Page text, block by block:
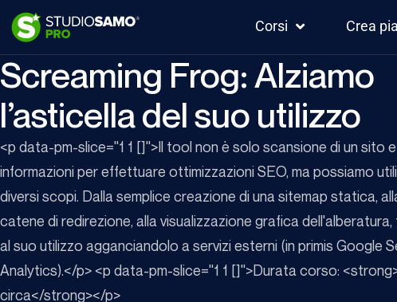
Corsi Crea
Screaming Frog: Alziamo
l’asticella del suo utilizzo
<p data-pm-slice="1 1 []">Il tool non è solo scansione di un sito
informazioni per effettuare ottimizzazioni SEO, ma possiamo
diversi scopi. Dalla semplice creazione di una sitemap statica,
catene di redirezione, alla visualizzazione grafica dell'alberatura,
al suo utilizzo agganciandolo a servizi esterni (in primis Google
Analytics).</p> <p data-pm-slice="1 1 []">Durata corso:
circa</strong></p>